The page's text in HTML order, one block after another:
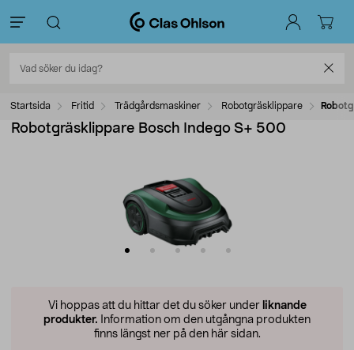
Startsida Fritid Trädgårdsmaskiner Robotgräsklippare
Robotgräsklippare Bosch Indego S+ 500
Vi hoppas att du hittar det du söker under liknande
produkter. Information om den utgångna produkten
finns längst ner på den här sidan.